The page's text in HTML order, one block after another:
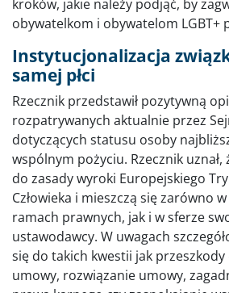
kroków, jakie należy podjąć, by
obywatelkom i obywatelom LGBT+
Instytucjonalizacja
samej płci
Rzecznik przedstawił pozytywną
rozpatrywanych aktualnie przez
dotyczących statusu osoby
wspólnym pożyciu. Rzecznik
do zasady wyroki Europejskiego
Człowieka i mieszczą się zarówno
ramach prawnych, jak i w sferze
ustawodawcy. W uwagach
się do takich kwestii jak przeszkody
umowy, rozwiązanie umowy,